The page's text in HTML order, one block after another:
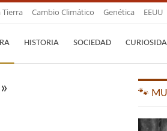
Tierra Cambio Climático Genética EEUU
HISTORIA SOCIEDAD
🐾